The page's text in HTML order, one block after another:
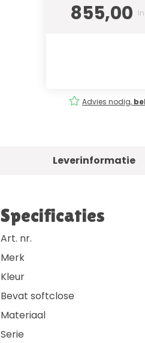
855,00
Advies nodig,
Leverinformatie
Specificaties
Art. nr.
Merk
Kleur
Bevat softclose
Materiaal
Serie